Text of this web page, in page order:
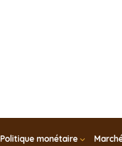
Politique monétaire